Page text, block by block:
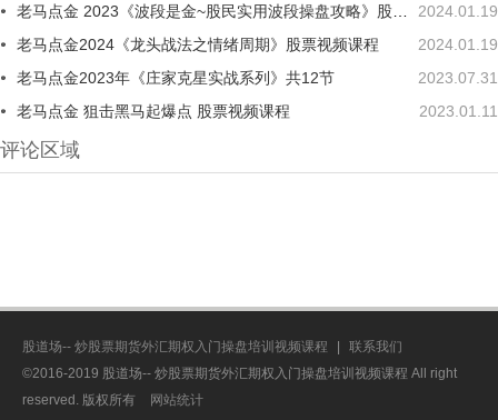
2024.01.19
老马点金 2023《波段是金~股民实用波段操盘攻略》股票视频课程
2024.01.19
老马点金2024《龙头战法之情绪周期》股票视频课程
2023.07.31
老马点金2023年《庄家克星实战系列》共12节
2023.01.11
老马点金 狙击黑马起爆点 股票视频课程
评论区域
股道场-- 炒股票期货外汇期权入门操盘培训视频课程 |
联系我们
©2016-2019 股道场-- 炒股票期货外汇期权入门操盘培训视频课程 All right
reserved. 版权所有
网站统计